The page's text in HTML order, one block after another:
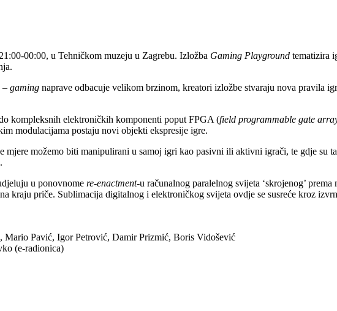
00:00, u Tehničkom muzeju u Zagrebu. Izložba Gaming Playground tematizira
– gaming naprave odbacuje velikom brzinom, kreatori izložbe stvaraju nova pravila
kompleksnih elektroničkih komponenti poput FPGA (field programmable gate
modulacijama postaju novi objekti ekspresije igre.
možemo biti manipulirani u samoj igri kao pasivni ili aktivni igrači, te gdje su
u ponovnome re-enactment-u računalnog paralelnog svijeta ‘skrojenog’
kraju priče. Sublimacija digitalnog i elektroničkog svijeta ovdje se susreće kroz
Pavić, Igor Petrović, Damir Prizmić, Boris Vidošević
(e-radionica)